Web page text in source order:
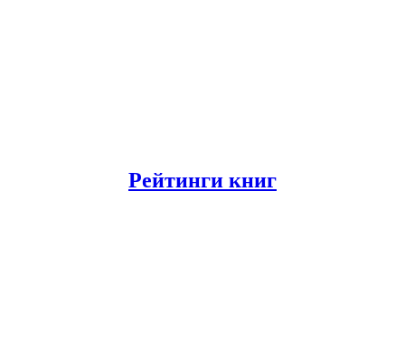
Рейтинги книг